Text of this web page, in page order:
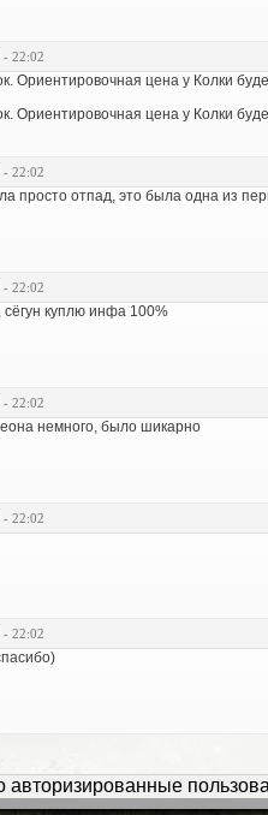
- 22:02
Ориентировочная цена у Колки
Ориентировочная цена у Колки
- 22:02
просто отпад, это была одна из
- 22:02
куплю инфа 100%
- 22:02
немного, было шикарно
- 22:02
- 22:02
авторизированные